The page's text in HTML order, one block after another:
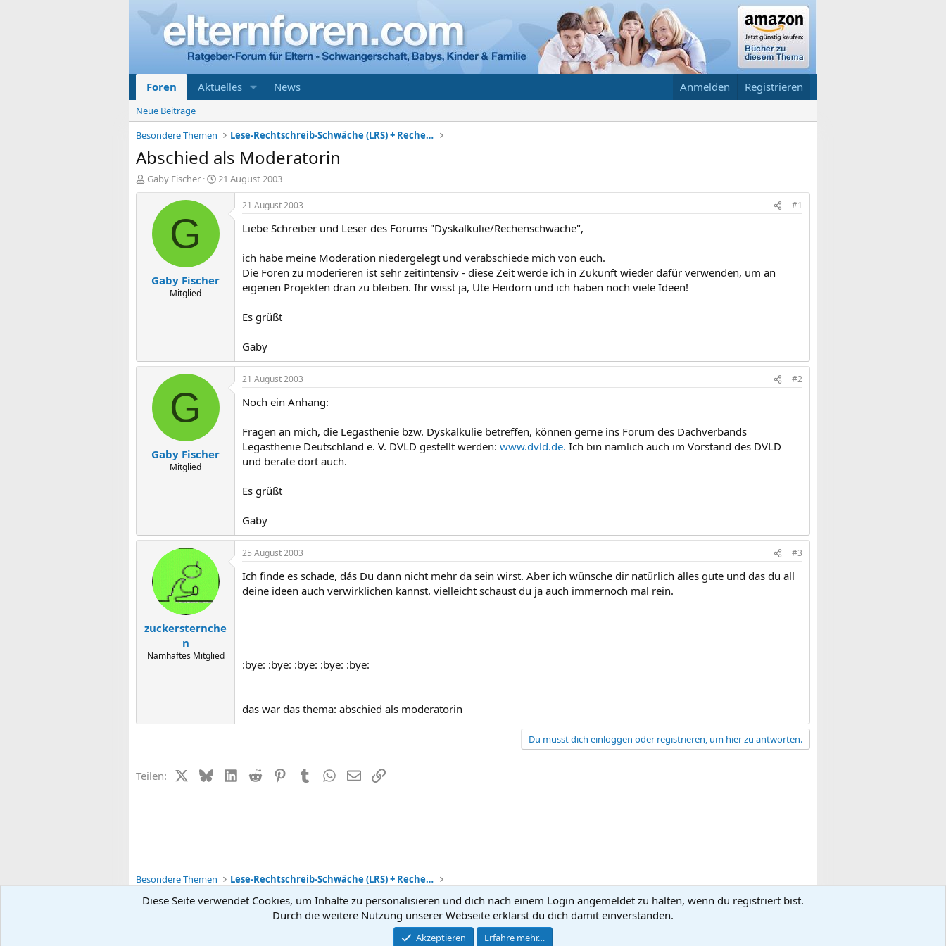
Foren Aktuelles News Anmelden Registrieren
Neue Beiträge
Besondere Themen
Lese-Rechtschreib-Schwäche (LRS) + Rechenschwäche
Abschied als Moderatorin
E
r
Gaby Fischer
E
r
e
l
a
21 August 2003
G
Gaby Fischer
Mitglied
21 August 2003 #1
Liebe Schreiber und Leser des Forums "Dyskalkulie/Rechenschwäche",
ich habe meine Moderation niedergelegt und verabschiede mich von euch.
Die Foren zu moderieren ist sehr zeitintensiv - diese Zeit werde ich in Zukunft wieder dafür verwenden, um an
eigenen Projekten dran zu bleiben. Ihr wisst ja, Ute Heidorn und ich haben noch viele Ideen!
Es grüßt
Gaby
G
Gaby Fischer
Mitglied
21 August 2003 #2
Noch ein Anhang:
Fragen an mich, die Legasthenie bzw. Dyskalkulie betreffen, können gerne ins Forum des Dachverbands
Legasthenie Deutschland e. V. DVLD gestellt werden: www.dvld.de. Ich bin nämlich auch im Vorstand des DVLD
und berate dort auch.
Es grüßt
Gaby
zuckersternche
n
Namhaftes Mitglied
25 August 2003 #3
Ich finde es schade, dás Du dann nicht mehr da sein wirst. Aber ich wünsche dir natürlich alles gute und das du all
deine ideen auch verwirklichen kannst. vielleicht schaust du ja auch immernoch mal rein.
:bye: :bye: :bye: :bye: :bye:
das war das thema: abschied als moderatorin
Du musst dich einloggen oder registrieren, um hier zu antworten.
Teilen: X (Twitter)
BlueskyLinkedIn
Reddit PinterestTumblrWhatsApp
E-MailLink
Besondere Themen Lese-Rechtschreib-Schwäche (LRS) + Rechenschwäche
Kontakt Nutzungsbedingungen Datenschutz
Community platform by XenForo ® © 2010-2026 XenForo Ltd.
Diese Seite verwendet Cookies, um Inhalte zu personalisieren und dich nach einem Login angemeldet zu halten, wenn du registriert bist.
Durch die weitere Nutzung unserer Webseite erklärst du dich damit einverstanden.
Akzeptieren Erfahre mehr…